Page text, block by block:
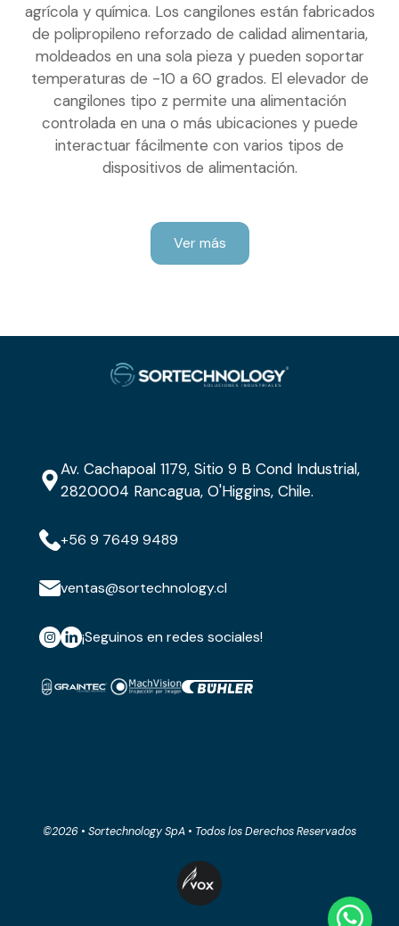
agrícola y química. Los cangilones están fabricados
de polipropileno reforzado de calidad alimentaria,
moldeados en una sola pieza y pueden soportar
temperaturas de -10 a 60 grados. El elevador de
cangilones tipo z permite una alimentación
controlada en una o más ubicaciones y puede
interactuar fácilmente con varios tipos de
dispositivos de alimentación.
Ver más
Av. Cachapoal 1179, Sitio 9 B Cond Industrial,
2820004 Rancagua, O'Higgins, Chile.
+56 9 7649 9489
ventas@sortechnology.cl
¡Seguinos en redes sociales!
©2026 • Sortechnology SpA • Todos los Derechos Reservados